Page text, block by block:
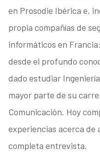
en Prosodie Ibérica e,
propia compañías de
informáticos en
desde el profundo
dado estudiar
mayor parte de su
Comunicación. Hoy
experiencias acerca de
completa entrevista.